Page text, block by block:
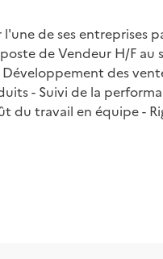
de ses entreprises
de Vendeur H/F au
des
- Suivi de la
du travail en équipe -